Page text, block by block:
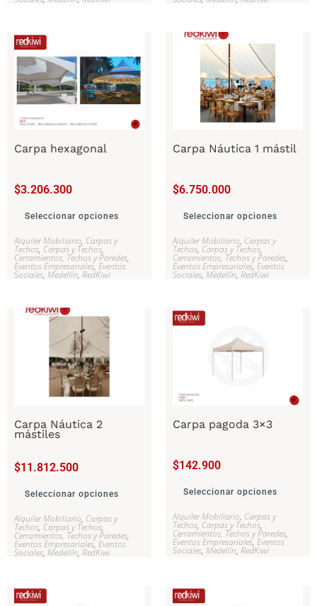
Carpa hexagonal
$3.206.300
Seleccionar opciones
Alquiler Mobiliario, Carpas y
Techos, Carpas y Techos,
Cerramientos, Techos y Paredes,
Eventos Empresariales, Eventos
Sociales, Medellín, RedKiwi
Carpa Náutica 1 mástil
$6.750.000
Seleccionar opciones
Alquiler Mobiliario, Carpas y
Techos, Carpas y Techos,
Cerramientos, Techos y Paredes,
Eventos Empresariales, Eventos
Sociales, Medellín, RedKiwi
Carpa Náutica 2
mástiles
$11.812.500
Seleccionar opciones
Alquiler Mobiliario, Carpas y
Techos, Carpas y Techos,
Cerramientos, Techos y Paredes,
Eventos Empresariales, Eventos
Sociales, Medellín, RedKiwi
Carpa pagoda 3×3
$142.900
Seleccionar opciones
Alquiler Mobiliario, Carpas y
Techos, Carpas y Techos,
Cerramientos, Techos y Paredes,
Eventos Empresariales, Eventos
Sociales, Medellín, RedKiwi